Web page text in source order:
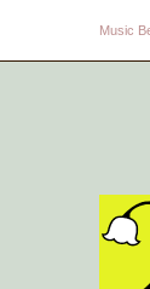
Music